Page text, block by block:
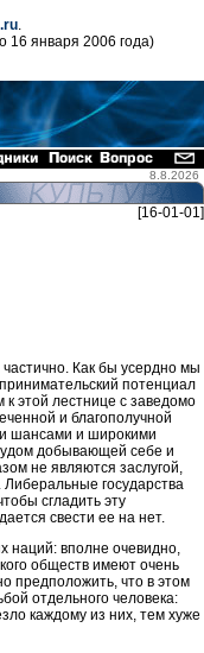
.
16 января 2006 года)
8.8.2026
[16-01-01]
Как бы усердно мы
потенциал
этой лестнице с заведомо
и благополучной
шансами и широкими
добывающей себе и
не являются заслугой,
государства
сгладить эту
свести ее на нет.
наций: вполне очевидно,
обществ имеют очень
предположить, что в этом
отдельного человека:
каждому из них, тем хуже